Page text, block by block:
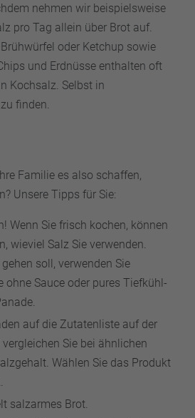
nehmen wir beispielsweise
pro Tag allein über Brot auf.
oder Ketchup sowie
und Erdnüsse enthalten oft
Kochsalz. Selbst in
finden.
Familie es also schaffen,
Unsere Tipps für Sie:
Wenn Sie frisch kochen, können
wieviel Salz Sie verwenden.
soll, verwenden Sie
ohne Sauce oder pures Tiefkühl-
auf die Zutatenliste auf der
Sie bei ähnlichen
Wählen Sie das Produkt
salzarmes Brot.